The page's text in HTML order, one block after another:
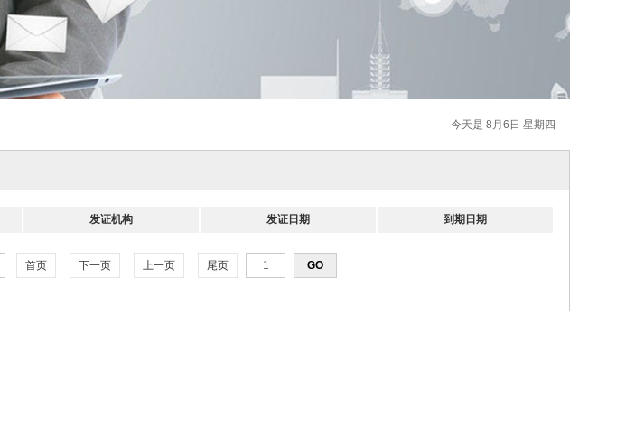
今天是 8月6日 星期四
发证机构 发证日期 到期日期
首页 下一页 上一页 尾页